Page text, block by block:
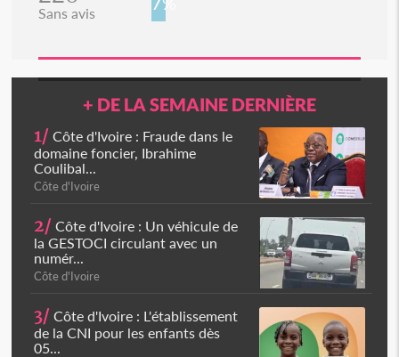
Sans avis
+ DE LA SEMAINE DERNIÈRE
1/ Côte d'Ivoire : Fraude dans le
domaine foncier, Ibrahime
Coulibal...
Côte d'Ivoire
2/ Côte d'Ivoire : Un véhicule de
la GESTOCI circulant avec un
numér...
Côte d'Ivoire
3/ Côte d'Ivoire : L'établissement
de la CNI pour les enfants dès
05...